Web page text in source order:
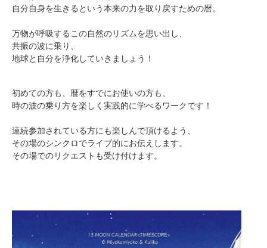
自分自身を生きるという本来の力を取り戻すための暦。
万物が呼吸するこの自然のリズムを思い出し、
共振の波に乗り、
地球と自分を浄化していきましょう！
初めての方も、暦をすでにお使いの方も、
時の波の乗り方を楽しく実践的に学べるワークです！
連続参加されている方にも楽しんで頂けるよう、
その場のシンクロでライブ的にお伝えします。
その場でのリクエストも受け付けます。